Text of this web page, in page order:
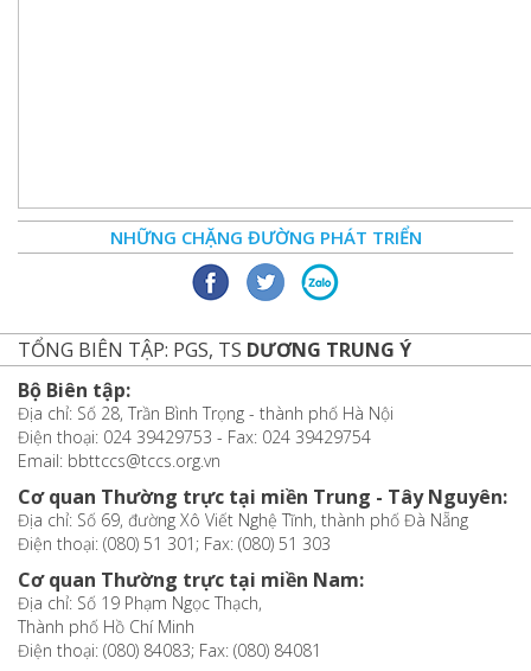
NHỮNG CHẶNG ĐƯỜNG PHÁT TRIỂN
TỔNG BIÊN TẬP: PGS, TS DƯƠNG TRUNG Ý
Bộ Biên tập:
Địa chỉ: Số 28, Trần Bình Trọng - thành phố Hà Nội
Điện thoại: 024 39429753 - Fax: 024 39429754
Email: bbttccs@tccs.org.vn
Cơ quan Thường trực tại miền Trung - Tây Nguyên:
Địa chỉ: Số 69, đường Xô Viết Nghệ Tĩnh, thành phố Đà Nẵng
Điện thoại: (080) 51 301; Fax: (080) 51 303
Cơ quan Thường trực tại miền Nam:
Địa chỉ: Số 19 Phạm Ngọc Thạch,
Thành phố Hồ Chí Minh
Điện thoại: (080) 84083; Fax: (080) 84081